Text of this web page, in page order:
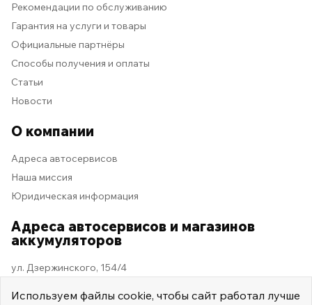
Рекомендации по обслуживанию
Гарантия на услуги и товары
Официальные партнёры
Способы получения и оплаты
Статьи
Новости
О компании
Адреса автосервисов
Наша миссия
Юридическая информация
Адреса автосервисов и магазинов
аккумуляторов
ул. Дзержинского, 154/4
Используем файлы cookie, чтобы сайт работал лучше